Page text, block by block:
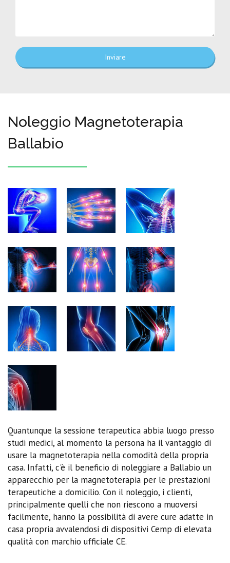
Inviare
Noleggio Magnetoterapia
Ballabio
Quantunque la sessione terapeutica abbia luogo presso
studi medici, al momento la persona ha il vantaggio di
usare la magnetoterapia nella comodità della propria
casa. Infatti, c'è il beneficio di noleggiare a Ballabio un
apparecchio per la magnetoterapia per le prestazioni
terapeutiche a domicilio. Con il noleggio, i clienti,
principalmente quelli che non riescono a muoversi
facilmente, hanno la possibilità di avere cure adatte in
casa propria avvalendosi di dispositivi Cemp di elevata
qualità con marchio ufficiale CE.